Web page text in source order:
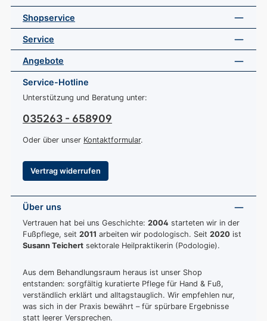
Shopservice
Service
Angebote
Service-Hotline
Unterstützung und Beratung unter:
035263 - 658909
Oder über unser Kontaktformular.
Vertrag widerrufen
Über uns
Vertrauen hat bei uns Geschichte: 2004 starteten wir in der
Fußpflege, seit 2011 arbeiten wir podologisch. Seit 2020 ist
Susann Teichert sektorale Heilpraktikerin (Podologie).
Aus dem Behandlungsraum heraus ist unser Shop
entstanden: sorgfältig kuratierte Pflege für Hand & Fuß,
verständlich erklärt und alltagstauglich. Wir empfehlen nur,
was sich in der Praxis bewährt – für spürbare Ergebnisse
statt leerer Versprechen.